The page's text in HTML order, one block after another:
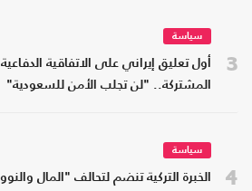
3
سياسة
أول تعليق إيراني على الاتفاقية الدفاعية
المشتركة.. "لن تجلب الأمن للسعودية"
4
سياسة
الخبرة التركية تنضم لتحالف "المال